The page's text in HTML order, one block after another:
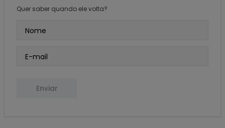
Quer saber quando ele volta?
Enviar